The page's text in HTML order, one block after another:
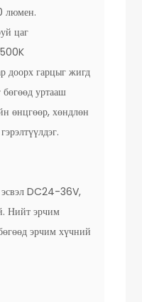
люмен.
цаг
доорх гарцыг жигд
бөгөөд уртааш
өнцгөөр, хөндлөн
DC24-36V,
Нийт эрчим
эрчим хүчний